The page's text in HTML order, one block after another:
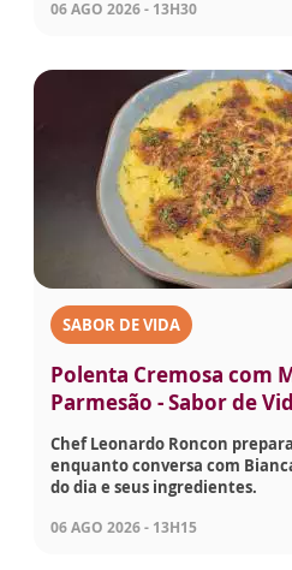
06 AGO 2026 - 13H30
SABOR DE VIDA
Polenta Cremosa com
Parmesão - Sabor de
Chef Leonardo Roncon
enquanto conversa com
do dia e seus ingredientes.
06 AGO 2026 - 13H15